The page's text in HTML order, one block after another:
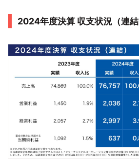
2024年度決算 収支状況（連結